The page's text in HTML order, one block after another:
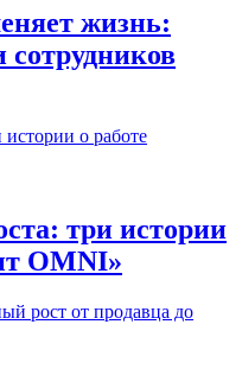
жизнь:
сотрудников
три истории
OMNI»